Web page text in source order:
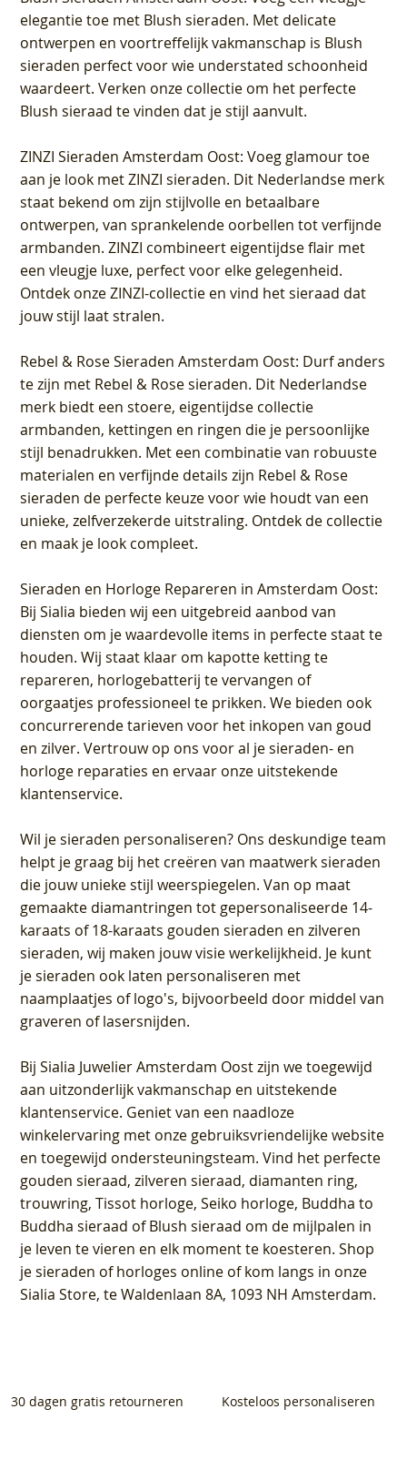
elegantie toe met Blush sieraden. Met delicate
ontwerpen en voortreffelijk vakmanschap is Blush
sieraden perfect voor wie understated schoonheid
waardeert. Verken onze collectie om het perfecte
Blush sieraad te vinden dat je stijl aanvult.
ZINZI Sieraden Amsterdam Oost: Voeg glamour toe
aan je look met ZINZI sieraden. Dit Nederlandse merk
staat bekend om zijn stijlvolle en betaalbare
ontwerpen, van sprankelende oorbellen tot verfijnde
armbanden. ZINZI combineert eigentijdse flair met
een vleugje luxe, perfect voor elke gelegenheid.
Ontdek onze ZINZI-collectie en vind het sieraad dat
jouw stijl laat stralen.
Rebel & Rose Sieraden Amsterdam Oost: Durf anders
te zijn met Rebel & Rose sieraden. Dit Nederlandse
merk biedt een stoere, eigentijdse collectie
armbanden, kettingen en ringen die je persoonlijke
stijl benadrukken. Met een combinatie van robuuste
materialen en verfijnde details zijn Rebel & Rose
sieraden de perfecte keuze voor wie houdt van een
unieke, zelfverzekerde uitstraling. Ontdek de collectie
en maak je look compleet.
Sieraden en Horloge Repareren in Amsterdam Oost:
Bij Sialia bieden wij een uitgebreid aanbod van
diensten om je waardevolle items in perfecte staat te
houden. Wij staat klaar om kapotte ketting te
repareren, horlogebatterij te vervangen of
oorgaatjes professioneel te prikken. We bieden ook
concurrerende tarieven voor het inkopen van goud
en zilver. Vertrouw op ons voor al je sieraden- en
horloge reparaties en ervaar onze uitstekende
klantenservice.
Wil je sieraden personaliseren? Ons deskundige team
helpt je graag bij het creëren van maatwerk sieraden
die jouw unieke stijl weerspiegelen. Van op maat
gemaakte diamantringen tot gepersonaliseerde 14-
karaats of 18-karaats gouden sieraden en zilveren
sieraden, wij maken jouw visie werkelijkheid. Je kunt
je sieraden ook laten personaliseren met
naamplaatjes of logo's, bijvoorbeeld door middel van
graveren of lasersnijden.
BijSialia Juwelier Amsterdam Oostzijn we toegewijd
aan uitzonderlijk vakmanschap en uitstekende
klantenservice. Geniet van een naadloze
winkelervaring met onze gebruiksvriendelijke website
en toegewijd ondersteuningsteam. Vind het perfecte
gouden sieraad, zilveren sieraad, diamanten ring,
trouwring, Tissot horloge, Seiko horloge, Buddha to
Buddha sieraad of Blush sieraad om de mijlpalen in
je leven te vieren en elk moment te koesteren. Shop
je sieraden of horloges online of kom langs in onze
Sialia Store, te Waldenlaan 8A, 1093 NH Amsterdam.
30 dagen gratis retourneren Kosteloos personaliseren